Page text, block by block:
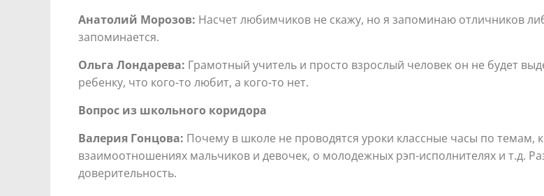
Анатолий Морозов: Насчет любимчиков не скажу, но я запоминаю отличников
запоминается.
Ольга Лондарева: Грамотный учитель и просто взрослый человек он не будет
ребенку, что кого-то любит, а кого-то нет.
Вопрос из школьного коридора
Валерия Гонцова: Почему в школе не проводятся уроки классные часы по
взаимоотношениях мальчиков и девочек, о молодежных рэп-исполнителях и т.д.
доверительность.